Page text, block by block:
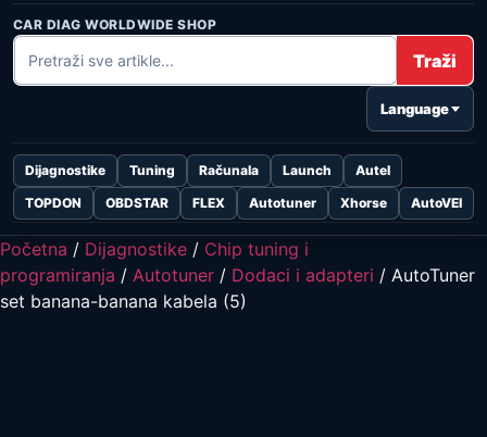
CAR DIAG WORLDWIDE SHOP
Traži
Language
Dijagnostike Tuning Računala Launch
Autel
TOPDON
OBDSTAR FLEX Autotuner Xhorse AutoVEI
Početna / Dijagnostike / Chip tuning i
programiranja / Autotuner / Dodaci i adapteri / AutoTuner
set banana-banana kabela (5)